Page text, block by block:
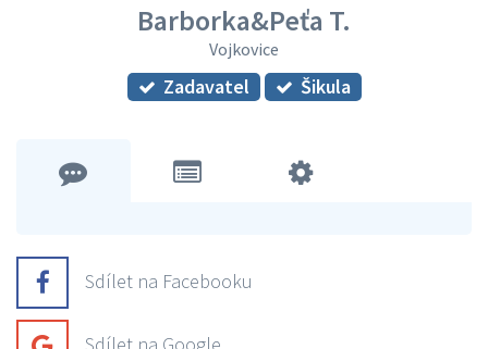
Barborka&Peťa T.
Vojkovice
Zadavatel Šikula
Sdílet na Facebooku
Sdílet na Google